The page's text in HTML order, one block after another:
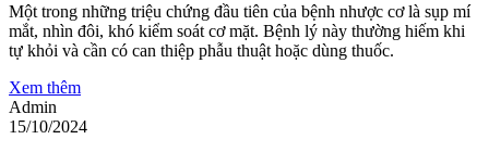
Một trong những triệu chứng đầu tiên của bệnh nhược cơ là sụp mí
mắt, nhìn đôi, khó kiểm soát cơ mặt. Bệnh lý này thường hiếm khi
tự khỏi và cần có can thiệp phẫu thuật hoặc dùng thuốc.
Xem thêm
Admin
15/10/2024